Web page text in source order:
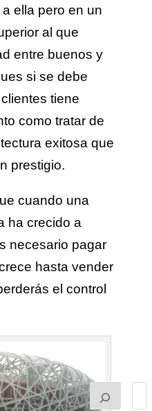
ella pero en un
al que
entre buenos y
si se debe
tiene
como tratar de
exitosa que
prestigio.
cuando una
ha crecido a
necesario pagar
hasta vender
el control